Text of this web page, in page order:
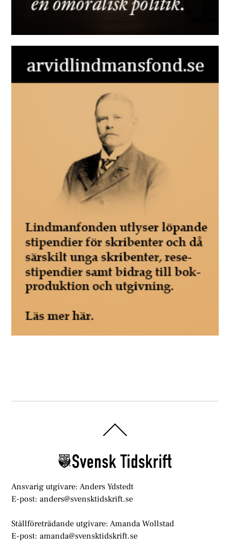
To
Ansvarig utgivare: Anders Ydstedt
E-post: anders@svensktidskrift.se
Ställföreträdande utgivare: Amanda Wollstad
E-post: amanda@svensktidskrift.se